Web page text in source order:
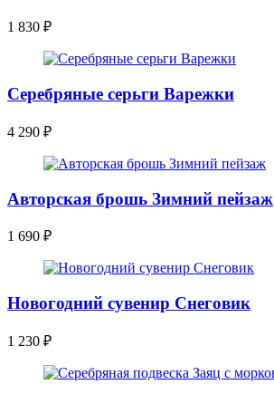
1 830 ₽
Серебряные серьги Варежки
4 290 ₽
Авторская брошь Зимний пейзаж
1 690 ₽
Новогодний сувенир Снеговик
1 230 ₽